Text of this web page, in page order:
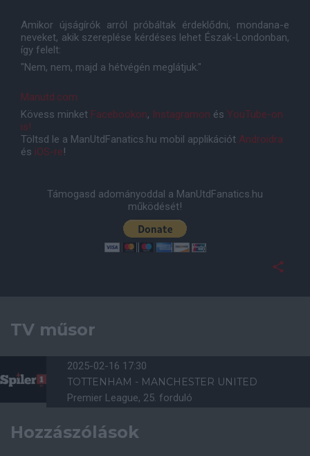
Amikor újságírók arról próbáltak érdeklődni, mondana-e
neveket, akik szereplése kérdéses lehet Észak-Londonban,
így felelt:
"Nem, nem, majd a hétvégén meglátjuk."
Manutd.com
Kövess minket Facebookon, Instagramon és YouTube-on
is!
Töltsd le a ManUtdFanatics.hu mobil applikációt Androidra
és iOS-re!
Támogasd adományoddal a ManUtdFanatics.hu
működését!
TV műsor
2025-02-16 17:30
TOTTENHAM - MANCHESTER UNITED
Premier League, 25. forduló
Hozzászólások